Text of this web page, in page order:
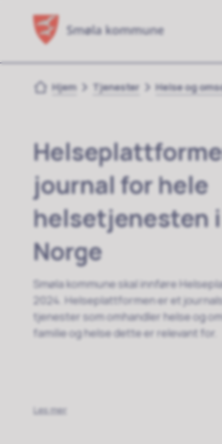
Du er her:
Hjem Tjenester Helse og
journal for hele
helsetjenesten
Norge
Smøla kommune skal innføre
2024. Helseplattformen er et
tjenester som omhandler helse og
familie og helse dette er relevant for.
Les mer